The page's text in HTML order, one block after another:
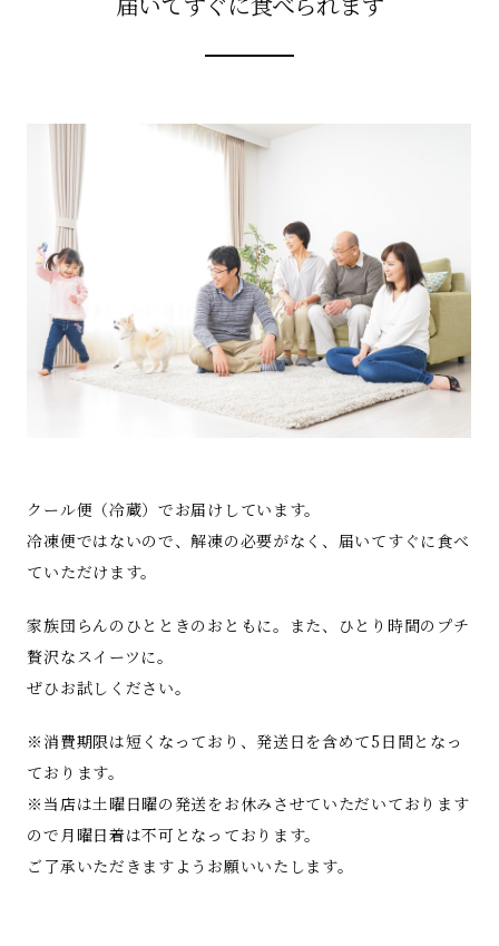
クール便（冷蔵）でお届けしています。
冷凍便ではないので、解凍の必要がなく、届いてすぐに食べ
ていただけます。
家族団らんのひとときのおともに。また、ひとり時間のプチ
贅沢なスイーツに。
ぜひお試しください。
※消費期限は短くなっており、発送日を含めて5日間となっ
ております。
※当店は土曜日曜の発送をお休みさせていただいております
ので月曜日着は不可となっております。
ご了承いただきますようお願いいたします。